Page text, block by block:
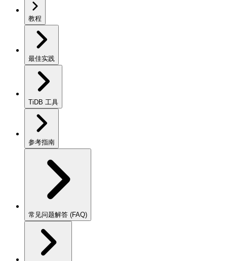
教程
最佳实践
TiDB 工具
参考指南
常见问题解答 (FAQ)